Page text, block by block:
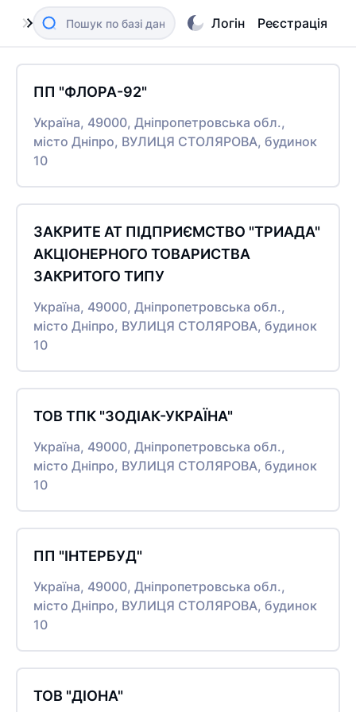
Логін Реєстрація
ПП "ФЛОРА-92"
Україна, 49000, Дніпропетровська обл.,
місто Дніпро, ВУЛИЦЯ СТОЛЯРОВА, будинок
10
ЗАКРИТЕ АТ ПІДПРИЄМСТВО "ТРИАДА"
АКЦІОНЕРНОГО ТОВАРИСТВА
ЗАКРИТОГО ТИПУ
Україна, 49000, Дніпропетровська обл.,
місто Дніпро, ВУЛИЦЯ СТОЛЯРОВА, будинок
10
ТОВ ТПК "ЗОДІАК-УКРАЇНА"
Україна, 49000, Дніпропетровська обл.,
місто Дніпро, ВУЛИЦЯ СТОЛЯРОВА, будинок
10
ПП "ІНТЕРБУД"
Україна, 49000, Дніпропетровська обл.,
місто Дніпро, ВУЛИЦЯ СТОЛЯРОВА, будинок
10
ТОВ "ДІОНА"